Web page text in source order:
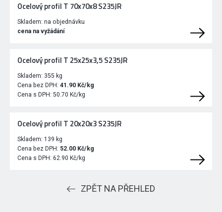
Ocelový profil T 70x70x8 S235JR
Skladem: na objednávku
cena na vyžádání
Ocelový profil T 25x25x3,5 S235JR
Skladem: 355 kg
Cena bez DPH: 41.90 Kč/kg
Cena s DPH: 50.70 Kč/kg
Ocelový profil T 20x20x3 S235JR
Skladem: 139 kg
Cena bez DPH: 52.00 Kč/kg
Cena s DPH: 62.90 Kč/kg
ZPĚT NA PŘEHLED